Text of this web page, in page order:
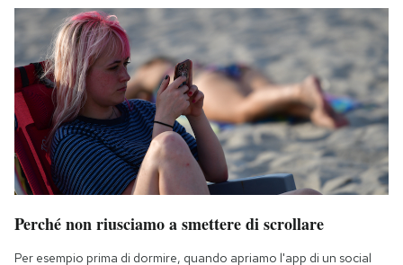
Perché non riusciamo a smettere di scrollare
Per esempio prima di dormire, quando apriamo l'app di un social